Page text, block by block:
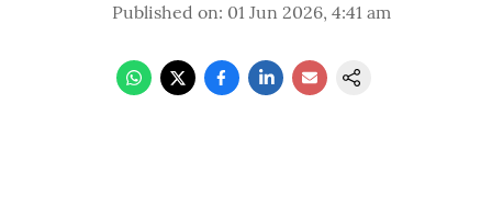
Published on: 01 Jun 2026, 4:41 am